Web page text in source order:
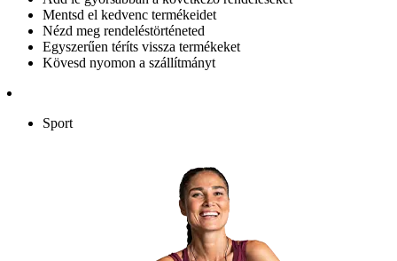
Mentsd el kedvenc termékeidet
Nézd meg rendeléstörténeted
Egyszerűen téríts vissza termékeket
Kövesd nyomon a szállítmányt
Sport